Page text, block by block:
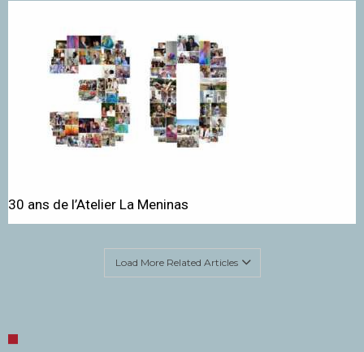
30 ans de l’Atelier La Meninas
Load More Related Articles